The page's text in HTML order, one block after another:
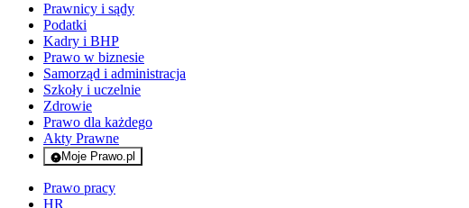
Prawnicy i sądy
Podatki
Kadry i BHP
Prawo w biznesie
Samorząd i administracja
Szkoły i uczelnie
Zdrowie
Prawo dla każdego
Akty Prawne
Moje Prawo.pl
- rejestracja i logowanie do serwisu
Prawo pracy
HR